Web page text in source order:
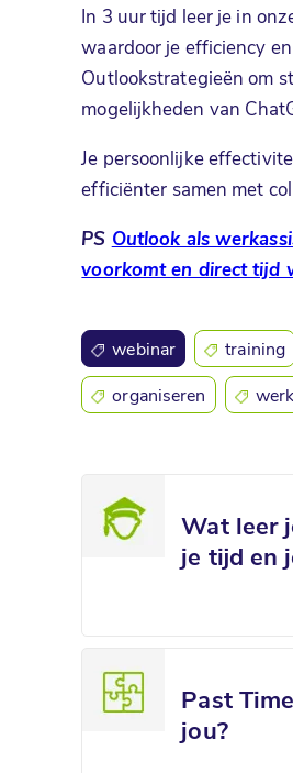
In 3 uur tijd leer je in
waardoor je efficiency
Outlookstrategieën om
mogelijkheden van
Je persoonlijke
efficiënter samen met
PS Outlook als
voorkomt en direct tijd
webinar training
organiseren
Wat leer
je tijd en
Past
jou?